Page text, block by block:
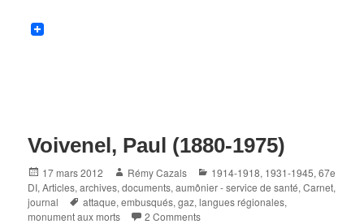
Voivenel, Paul (1880-1975)
Posted
on
17 mars 2012 Author
Rémy Cazals Categories
1914-1918, 1931-1945,67e
DI,Articles, archives, documents,aumônier - service de santé,Carnet,
journal
Tags
attaque,embusqués,gaz,langues régionales,
monument aux morts
2 Comments